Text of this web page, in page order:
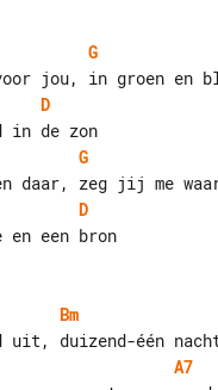
G
D
G
D
en een bron
Bm
A7